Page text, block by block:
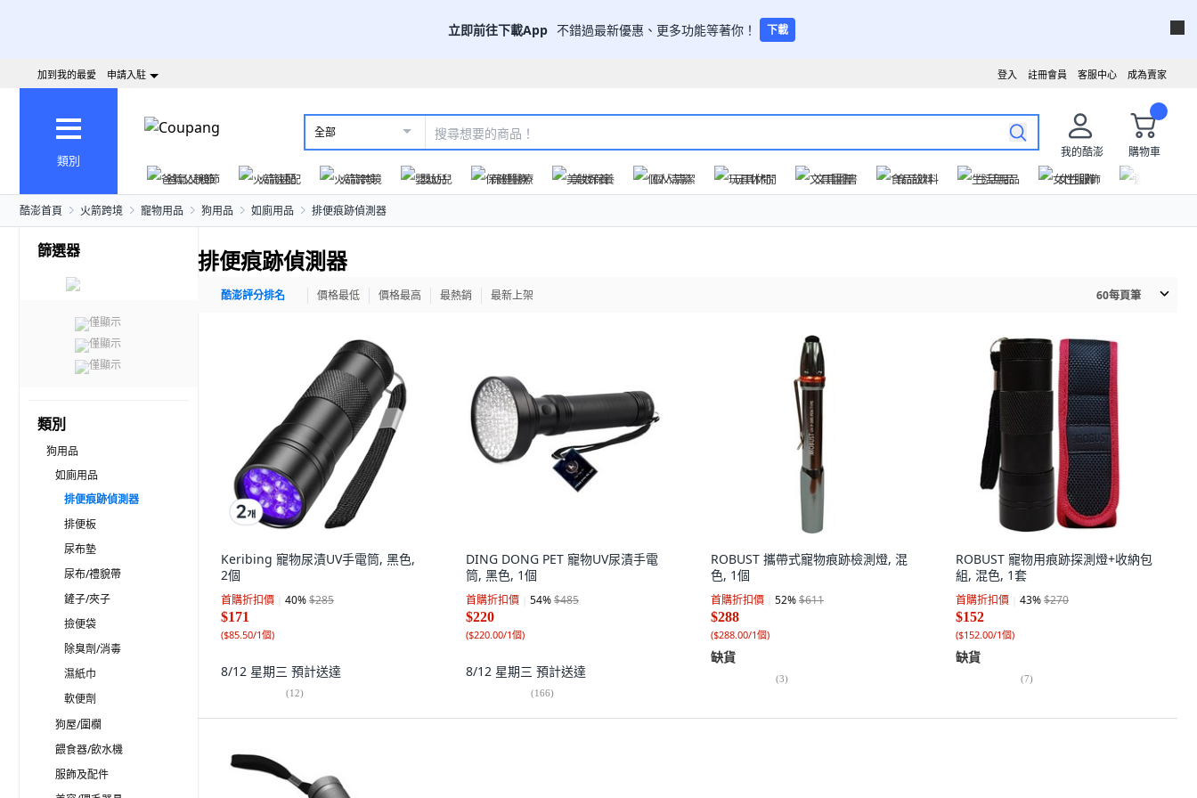
立即前往下載App 不錯過最新優惠、更多功能等著你！ 下載
成為賣家
客服中心
註冊會員
登入
加到我的最愛 申請入駐
類別
全部
我的酷澎
購物車
爸氣父親節
火箭速配 火箭跨境 嬰幼兒 保健醫療 美妝保養 個人清潔 玩具休閒 文具圖書 食品飲料 生活用品 女性服飾
酷澎首頁 火箭跨境 寵物用品 狗用品 如廁用品 排便痕跡偵測器
篩選器
僅顯示
僅顯示
僅顯示
類別
狗用品
如廁用品
排便痕跡偵測器
排便板
尿布墊
尿布/禮貌帶
鏟子/夾子
撿便袋
除臭劑/消毒
濕紙巾
軟便劑
狗屋/圍欄
餵食器/飲水機
服飾及配件
排便痕跡偵測器
酷澎評分排名 價格最低 價格最高 最熱銷 最新上架 60每頁筆
Keribing 寵物尿漬UV手電筒, 黑色,
2個
首購折扣價 40%$285
$171
($85.50/1個)
8/12 星期三 預計送達
(12)
DING DONG PET 寵物UV尿漬手電
筒, 黑色, 1個
首購折扣價 54%$485
$220
($220.00/1個)
8/12 星期三 預計送達
(166)
ROBUST 攜帶式寵物痕跡檢測燈, 混
色, 1個
首購折扣價 52%$611
$288
($288.00/1個)
缺貨
(3)
ROBUST 寵物用痕跡探測燈+收納包
組, 混色, 1套
首購折扣價 43%$270
$152
($152.00/1個)
缺貨
(7)